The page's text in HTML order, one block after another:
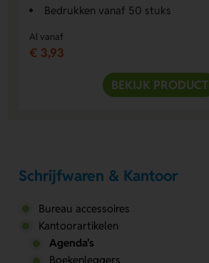
Bedrukken vanaf 50 stuks
Al vanaf
€ 3,93
BEKIJK PRODUCT
Schrijfwaren & Kantoor
Bureau accessoires
Kantoorartikelen
Agenda's
Boekenleggers